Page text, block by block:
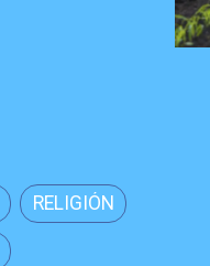
RELIGIÓN